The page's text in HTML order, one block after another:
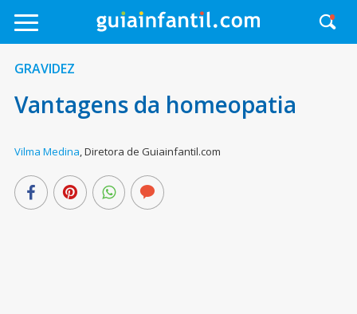
GRAVIDEZ
Vantagens da homeopatia
Vilma Medina,Diretora de Guiainfantil.com